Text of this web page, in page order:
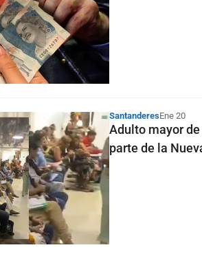
SantanderesEne 20
Adulto mayor
parte de la